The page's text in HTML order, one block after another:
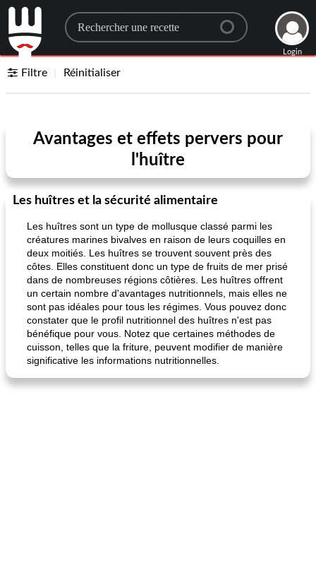
Search for a recipe
Login
Filtre Réinitialiser
Avantages et effets pervers pour
l'huître
Les huîtres et la sécurité alimentaire
Les huîtres sont un type de mollusque classé parmi les
créatures marines bivalves en raison de leurs coquilles en
deux moitiés. Les huîtres se trouvent souvent près des
côtes. Elles constituent donc un type de fruits de mer prisé
dans de nombreuses régions côtières. Les huîtres offrent
un certain nombre d'avantages nutritionnels, mais elles ne
sont pas idéales pour tous les régimes. Vous pouvez donc
constater que le profil nutritionnel des huîtres n'est pas
bénéfique pour vous. Notez que certaines méthodes de
cuisson, telles que la friture, peuvent modifier de manière
significative les informations nutritionnelles.